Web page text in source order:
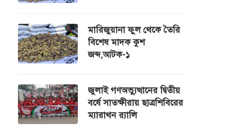
মারিজুয়ানা ফুল থেকে তৈরি
বিশেষ মাদক কুশ
জব্দ,আটক-১
জুলাই গণঅভ্যুত্থানের দ্বিতীয়
বর্ষে সাতক্ষীরায় ছাত্রশিবিরের
ম্যারাথন র‌্যালি